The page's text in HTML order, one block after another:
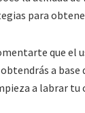
para
que el
a
a labrar